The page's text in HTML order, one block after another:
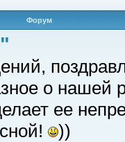
Форум
о нашей
ее
))